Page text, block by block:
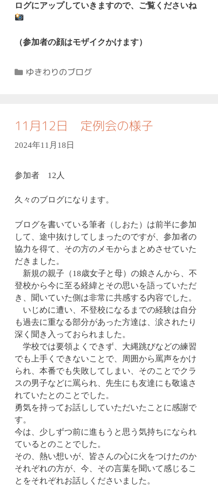
ログにアップしていきますので、ご覧くださいね
（参加者の顔はモザイクかけます）
カ
ー
ゆきわりのブログ
11月12日 定例会の様子
2024年11月18日
参加者 12人
久々のブログになります。
ブログを書いている筆者（しおた）は前半に参加
して、途中抜けしてしまったのですが、 参加者の
協力を得て、その方のメモからまとめさせていた
だきました。
新規の親子（18歳女子と母）の娘さんから、不
登校から今に至る経緯とその思いを語っていただ
き、
聞いていた側は非常に共感する内容でした。
いじめに遭い、不登校になるまでの経験は自分
も過去に重なる部分があった方達は、涙されたり
深く聞き入っておられました。
学校では要領よくできず、大縄跳びなどの練習
でも上手くできないことで、周囲から罵声をかけ
られ、本番でも失敗してしまい、そのことでクラ
スの男子などに罵られ、先生にも友達にも敬遠さ
れていたとのことでした。
勇気を持ってお話ししていただいたことに感謝で
す。
今は、少しずつ前に進もうと思う気持ちになられ
ているとのことでした。
その、熱い想いが、皆さんの心に火をつけたのか
それぞれの方が、今、その言葉を聞いて感じるこ
とをそれぞれお話しくださいました。